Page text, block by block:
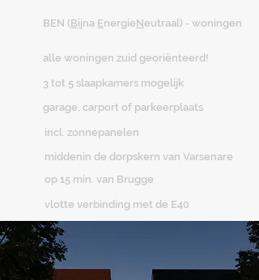
BEN (Bijna EnergieNeutraal) - woningen
alle woningen zuid georiënteerd!
3 tot 5 slaapkamers mogelijk
garage, carport of parkeerplaats
incl. zonnepanelen
middenin de dorpskern van Varsenare
op 15 min. van Brugge
vlotte verbinding met de E40